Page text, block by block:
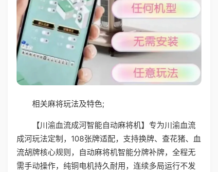
相关麻将玩法及特色;
【川渝血流成河智能自动麻将机】专为川渝血流
成河玩法定制，108张牌适配，支持换牌、查花猪、血
流胡牌核心规则，自动麻将机智能分牌补牌，全程无
需手动操作，纯铜电机持久耐用，连续多局运行不发